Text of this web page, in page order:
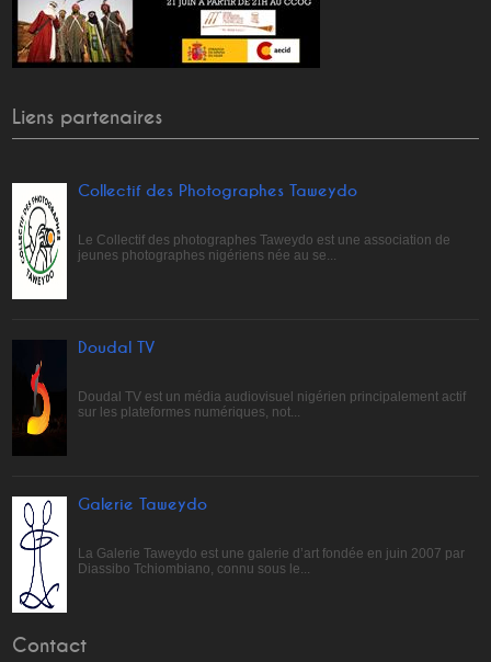
Liens partenaires
Collectif des Photographes Taweydo
Le Collectif des photographes Taweydo est une association de
jeunes photographes nigériens née au se...
Doudal TV
Doudal TV est un média audiovisuel nigérien principalement actif
sur les plateformes numériques, not...
Galerie Taweydo
La Galerie Taweydo est une galerie d’art fondée en juin 2007 par
Diassibo Tchiombiano, connu sous le...
Contact